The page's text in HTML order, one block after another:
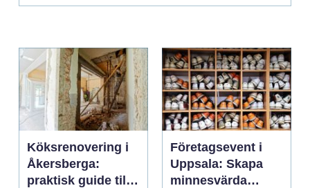
Köksrenovering i
Åkersberga:
praktisk guide till
Företagsevent i
Uppsala: Skapa
minnesvärda